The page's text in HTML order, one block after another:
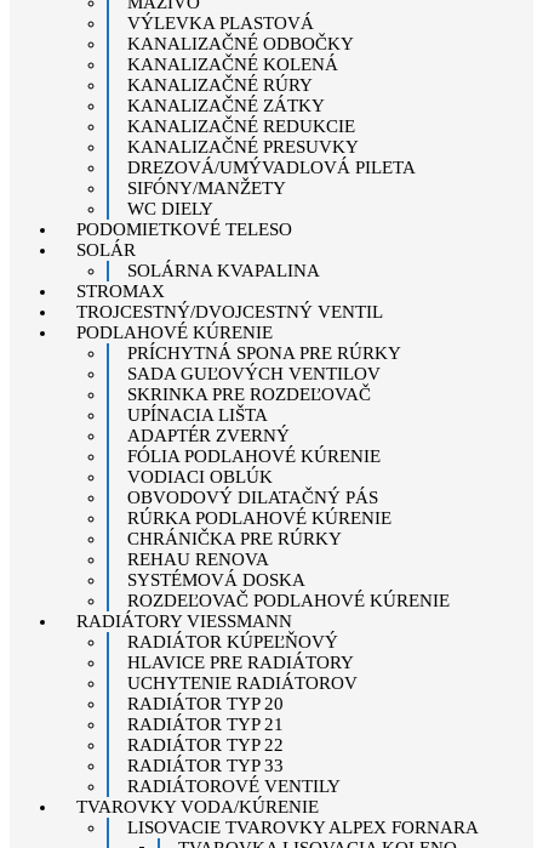
VÝLEVKA PLASTOVÁ
KANALIZAČNÉ ODBOČKY
KANALIZAČNÉ KOLENÁ
KANALIZAČNÉ RÚRY
KANALIZAČNÉ ZÁTKY
KANALIZAČNÉ REDUKCIE
KANALIZAČNÉ PRESUVKY
DREZOVÁ/UMÝVADLOVÁ PILETA
SIFÓNY/MANŽETY
WC DIELY
PODOMIETKOVÉ TELESO
SOLÁR
SOLÁRNA KVAPALINA
STROMAX
TROJCESTNÝ/DVOJCESTNÝ VENTIL
PODLAHOVÉ KÚRENIE
PRÍCHYTNÁ SPONA PRE RÚRKY
SADA GUĽOVÝCH VENTILOV
SKRINKA PRE ROZDEĽOVAČ
UPÍNACIA LIŠTA
ADAPTÉR ZVERNÝ
FÓLIA PODLAHOVÉ KÚRENIE
VODIACI OBLÚK
OBVODOVÝ DILATAČNÝ PÁS
RÚRKA PODLAHOVÉ KÚRENIE
CHRÁNIČKA PRE RÚRKY
REHAU RENOVA
SYSTÉMOVÁ DOSKA
ROZDEĽOVAČ PODLAHOVÉ KÚRENIE
RADIÁTORY VIESSMANN
RADIÁTOR KÚPEĽŇOVÝ
HLAVICE PRE RADIÁTORY
UCHYTENIE RADIÁTOROV
RADIÁTOR TYP 20
RADIÁTOR TYP 21
RADIÁTOR TYP 22
RADIÁTOR TYP 33
RADIÁTOROVÉ VENTILY
TVAROVKY VODA/KÚRENIE
LISOVACIE TVAROVKY ALPEX FORNARA